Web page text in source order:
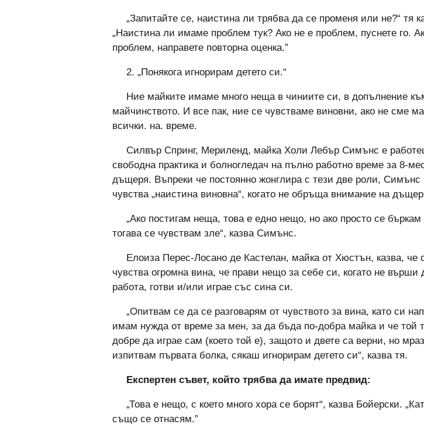
„Запитайте се, наистина ли трябва да се променя или не?“ тя
„Наистина ли имаме проблем тук? Ако не е проблем, пуснете го.
проблем, направете повторна оценка.”
2. „Понякога игнорирам детето си.“
Ние майките имаме много неща в чиниите си, в допълнение
майчинството. И все пак, ние се чувстваме виновни, ако не сме
всички. на. време.
Силвър Спринг, Мериленд, майка Холи Лебър Симънс е
свободна практика и болногледач на пълно работно време за 8-
дъщеря. Въпреки че постоянно жонглира с тези две роли, Симънс
чувства „наистина виновна“, когато не обръща внимание на
„Ако постигам неща, това е едно нещо, но ако просто се бъркам
тогава се чувствам зле“, казва Симънс.
Елоиза Перес-Лосано де Кастелан, майка от Хюстън, казва, че
чувства огромна вина, че прави нещо за себе си, когато не върши
работа, готви и/или играе със сина си.
„Опитвам се да се разговарям от чувството за вина, като си
имам нужда от време за мен, за да бъда по-добра майка и че той
добре да играе сам (което той е), защото и двете са верни, но
изпитвам първата болка, сякаш игнорирам детето си“, казва тя.
Експертен съвет, който трябва да имате предвид:
„Това е нещо, с което много хора се борят“, казва Бойерски.
също се отнасям.”